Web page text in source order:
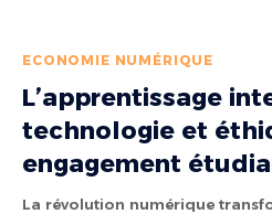
ECONOMIE NUMÉRIQUE
L’apprentissage
technologie et
engagement
La révolution numérique